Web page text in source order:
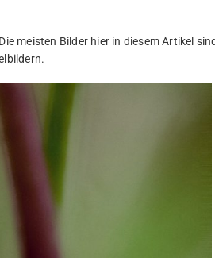
meisten Bilder hier in diesem Artikel